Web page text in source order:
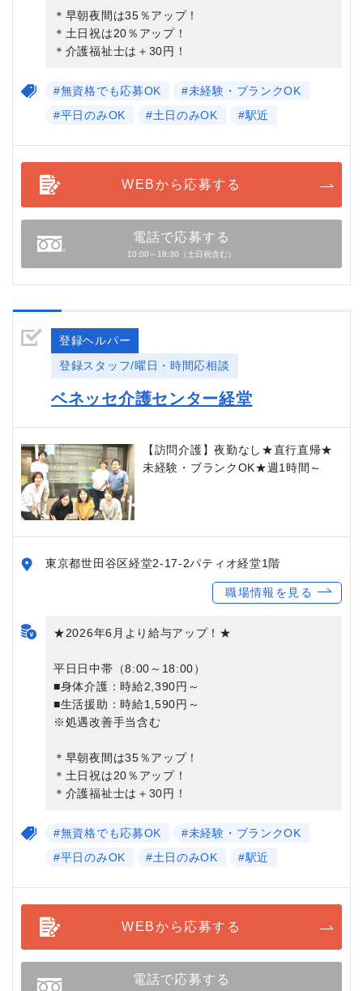
＊早朝夜間は35％アップ！
＊土日祝は20％アップ！
＊介護福祉士は＋30円！
#無資格でも応募OK
#未経験・ブランクOK
#平日のみOK
#土日のみOK #駅近
WEBから応募する
電話で応募する
10:00～18:30（土日祝含む）
登録ヘルパー
登録スタッフ/曜日・時間応相談
ベネッセ介護センター経堂
【訪問介護】夜勤なし★直行直帰★
未経験・ブランクOK★週1時間～
東京都世田谷区経堂2-17-2パティオ経堂1階
職場情報を見る
★2026年6月より給与アップ！★
平日日中帯（8:00～18:00）
■身体介護：時給2,390円～
■生活援助：時給1,590円～
※処遇改善手当含む
＊早朝夜間は35％アップ！
＊土日祝は20％アップ！
＊介護福祉士は＋30円！
#無資格でも応募OK
#未経験・ブランクOK
#平日のみOK
#土日のみOK #駅近
WEBから応募する
電話で応募する